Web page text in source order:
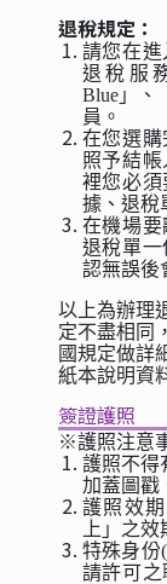
退稅規定：
請您在
退稅服
Blue」、
員。
在您選
照予結
裡您必
據、退稅
在機場要
退稅單
認無誤後
以上為辦理
定不盡相同
國規定做詳
紙本說明資
簽證護照
※護照注意
護照不得
加蓋圖戳
護照效
上」之效
特殊身份
請許可